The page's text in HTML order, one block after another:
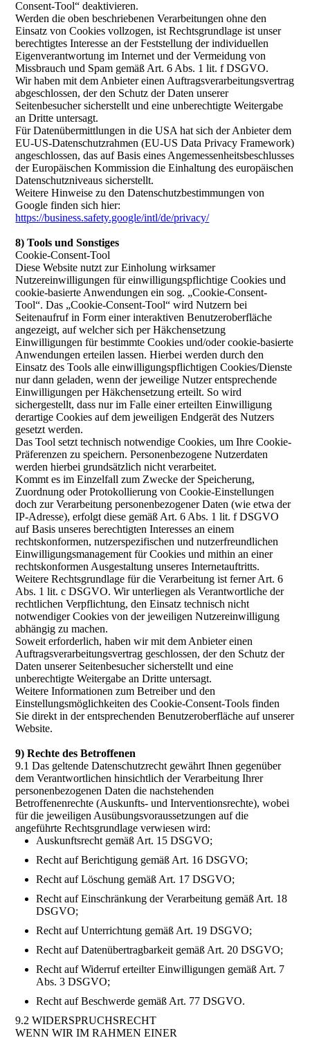
Consent-Tool“ deaktivieren.
Werden die oben beschriebenen Verarbeitungen ohne den
Einsatz von Cookies vollzogen, ist Rechtsgrundlage ist unser
berechtigtes Interesse an der Feststellung der individuellen
Eigenverantwortung im Internet und der Vermeidung von
Missbrauch und Spam gemäß Art. 6 Abs. 1 lit. f DSGVO.
Wir haben mit dem Anbieter einen Auftragsverarbeitungsvertrag
abgeschlossen, der den Schutz der Daten unserer
Seitenbesucher sicherstellt und eine unberechtigte Weitergabe
an Dritte untersagt.
Für Datenübermittlungen in die USA hat sich der Anbieter dem
EU-US-Datenschutzrahmen (EU-US Data Privacy Framework)
angeschlossen, das auf Basis eines Angemessenheitsbeschlusses
der Europäischen Kommission die Einhaltung des europäischen
Datenschutzniveaus sicherstellt.
Weitere Hinweise zu den Datenschutzbestimmungen von
Google finden sich hier:
https://business.safety.google/intl/de/privacy/
8) Tools und Sonstiges
Cookie-Consent-Tool
Diese Website nutzt zur Einholung wirksamer
Nutzereinwilligungen für einwilligungspflichtige Cookies und
cookie-basierte Anwendungen ein sog. „Cookie-Consent-
Tool“. Das „Cookie-Consent-Tool“ wird Nutzern bei
Seitenaufruf in Form einer interaktiven Benutzeroberfläche
angezeigt, auf welcher sich per Häkchensetzung
Einwilligungen für bestimmte Cookies und/oder cookie-basierte
Anwendungen erteilen lassen. Hierbei werden durch den
Einsatz des Tools alle einwilligungspflichtigen Cookies/Dienste
nur dann geladen, wenn der jeweilige Nutzer entsprechende
Einwilligungen per Häkchensetzung erteilt. So wird
sichergestellt, dass nur im Falle einer erteilten Einwilligung
derartige Cookies auf dem jeweiligen Endgerät des Nutzers
gesetzt werden.
Das Tool setzt technisch notwendige Cookies, um Ihre Cookie-
Präferenzen zu speichern. Personenbezogene Nutzerdaten
werden hierbei grundsätzlich nicht verarbeitet.
Kommt es im Einzelfall zum Zwecke der Speicherung,
Zuordnung oder Protokollierung von Cookie-Einstellungen
doch zur Verarbeitung personenbezogener Daten (wie etwa der
IP-Adresse), erfolgt diese gemäß Art. 6 Abs. 1 lit. f DSGVO
auf Basis unseres berechtigten Interesses an einem
rechtskonformen, nutzerspezifischen und nutzerfreundlichen
Einwilligungsmanagement für Cookies und mithin an einer
rechtskonformen Ausgestaltung unseres Internetauftritts.
Weitere Rechtsgrundlage für die Verarbeitung ist ferner Art. 6
Abs. 1 lit. c DSGVO. Wir unterliegen als Verantwortliche der
rechtlichen Verpflichtung, den Einsatz technisch nicht
notwendiger Cookies von der jeweiligen Nutzereinwilligung
abhängig zu machen.
Soweit erforderlich, haben wir mit dem Anbieter einen
Auftragsverarbeitungsvertrag geschlossen, der den Schutz der
Daten unserer Seitenbesucher sicherstellt und eine
unberechtigte Weitergabe an Dritte untersagt.
Weitere Informationen zum Betreiber und den
Einstellungsmöglichkeiten des Cookie-Consent-Tools finden
Sie direkt in der entsprechenden Benutzeroberfläche auf unserer
Website.
9) Rechte des Betroffenen
9.1 Das geltende Datenschutzrecht gewährt Ihnen gegenüber
dem Verantwortlichen hinsichtlich der Verarbeitung Ihrer
personenbezogenen Daten die nachstehenden
Betroffenenrechte (Auskunfts- und Interventionsrechte), wobei
für die jeweiligen Ausübungsvoraussetzungen auf die
angeführte Rechtsgrundlage verwiesen wird:
Auskunftsrecht gemäß Art. 15 DSGVO;
Recht auf Berichtigung gemäß Art. 16 DSGVO;
Recht auf Löschung gemäß Art. 17 DSGVO;
Recht auf Einschränkung der Verarbeitung gemäß Art. 18
DSGVO;
Recht auf Unterrichtung gemäß Art. 19 DSGVO;
Recht auf Datenübertragbarkeit gemäß Art. 20 DSGVO;
Recht auf Widerruf erteilter Einwilligungen gemäß Art. 7
Abs. 3 DSGVO;
Recht auf Beschwerde gemäß Art. 77 DSGVO.
9.2 WIDERSPRUCHSRECHT
WENN WIR IM RAHMEN EINER